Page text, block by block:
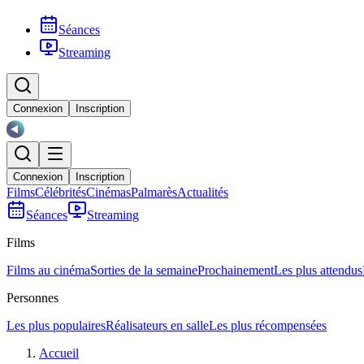
Séances
Streaming
Connexion Inscription
Connexion Inscription
FilmsCélébritésCinémasPalmarèsActualités
Séances
Streaming
Films
Films au cinémaSorties de la semaineProchainementLes plus attendus
Personnes
Les plus populairesRéalisateurs en salleLes plus récompensées
Accueil